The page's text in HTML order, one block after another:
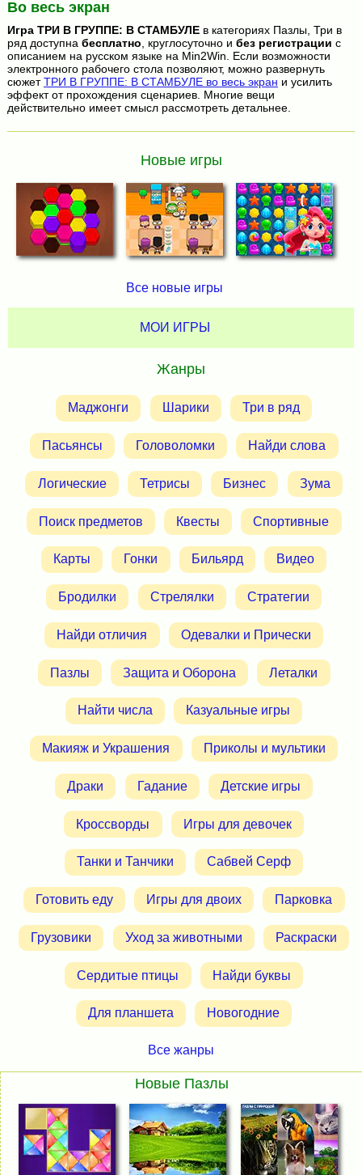
Во весь экран
Игра ТРИ В ГРУППЕ: В СТАМБУЛЕв категориях Пазлы, Три в
ряд доступна бесплатно , круглосуточно и без регистрации с
описанием на русском языке на Min2Win. Если возможности
электронного рабочего стола позволяют, можно развернуть
сюжетТРИ В ГРУППЕ: В СТАМБУЛЕ во весь экран и усилить
эффект от прохождения сценариев. Многие вещи
действительно имеет смысл рассмотреть детальнее.
Новые игры
Все новые игры
МОИ ИГРЫ
Жанры
Маджонги Шарики Три в ряд
Пасьянсы Головоломки Найди слова
Логические Тетрисы Бизнес Зума
Поиск предметов Квесты Спортивные
Карты Гонки Бильярд Видео
Бродилки Стрелялки Стратегии
Найди отличия Одевалки и Прически
Пазлы Защита и Оборона Леталки
Найти числа Казуальные игры
Макияж и Украшения Приколы и мультики
Драки Гадание Детские игры
Кроссворды Игры для девочек
Танки и Танчики Сабвей Серф
Готовить еду Игры для двоих Парковка
Грузовики Уход за животными Раскраски
Сердитые птицы Найди буквы
Для планшета Новогодние
Все жанры
Новые Пазлы